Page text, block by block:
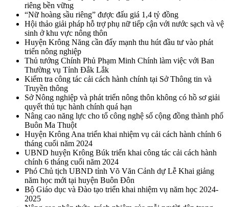
riêng bền vững
“Nữ hoàng sầu riêng” được đấu giá 1,4 tỷ đồng
Hội thảo giải pháp hỗ trợ phụ nữ tiếp cận với nước sạch và vệ
sinh ở khu vực nông thôn
Huyện Krông Năng cần đẩy mạnh thu hút đầu tư vào phát
triển nông nghiệp
Thủ tướng Chính Phủ Phạm Minh Chính làm việc với Ban
Thường vụ Tỉnh Đắk Lắk
Kiểm tra công tác cải cách hành chính tại Sở Thông tin và
Truyền thông
Sở Nông nghiệp và phát triển nông thôn không có hồ sơ giải
quyết thủ tục hành chính quá hạn
Nâng cao năng lực cho tổ công nghệ số cộng đồng thành phố
Buôn Ma Thuột
Huyện Krông Ana triển khai nhiệm vụ cải cách hành chính 6
tháng cuối năm 2024
UBND huyện Krông Búk triển khai công tác cải cách hành
chính 6 tháng cuối năm 2024
Phó Chủ tịch UBND tỉnh Võ Văn Cảnh dự Lễ Khai giảng
năm học mới tại huyện Buôn Đôn
Bộ Giáo dục và Đào tạo triển khai nhiệm vụ năm học 2024-
2025